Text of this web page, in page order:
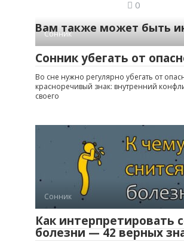
0
Вам также может быть
Сонник
Сонник убегать от
Во сне нужно регулярно убегать от
красноречивый знак: внутренний
своего
Сонник
Как интерпретировать
болезни — 42 верных